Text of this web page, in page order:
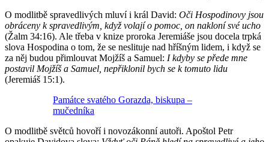
O modlitbě spravedlivých mluví i král David: Oči Hospodinovy jsou
obráceny k spravedlivým, když volají o pomoc, on nakloní své ucho
(Žalm 34:16). Ale třeba v knize proroka Jeremiáše jsou docela trpká
slova Hospodina o tom, že se neslituje nad hříšným lidem, i když se
za něj budou přimlouvat Mojžíš a Samuel: I kdyby se přede mne
postavil Mojžíš a Samuel, nepřiklonil bych se k tomuto lidu
(Jeremiáš 15:1).
Památce svatého Gorazda, biskupa –
mučedníka
O modlitbě světců hovoří i novozákonní autoři. Apoštol Petr